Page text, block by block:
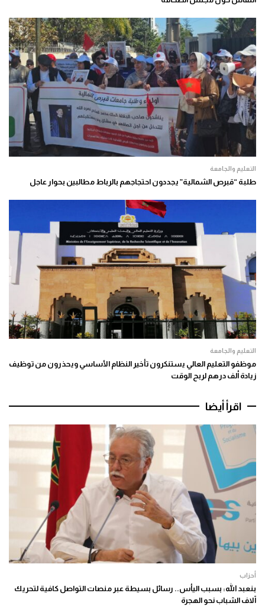
التعليم والجامعة
طلبة “قبرص الشمالية” يجددون احتجاجهم بالرباط مطالبين بحوار عاجل
التعليم والجامعة
موظفو التعليم العالي يستنكرون تأخير النظام الأساسي ويحذرون من توظيف
زيادة ألف درهم لربح الوقت
اقرأ أيضا
أحزاب
بنعبد الله: بسبب اليأس.. رسائل بسيطة عبر منصات التواصل كافية لتحريك
آلاف الشباب نحو الهجرة